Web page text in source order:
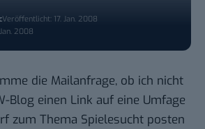
Veröffentlicht: 17. Jan. 2008
2008
die Mailanfrage, ob ich nicht
Blog einen Link auf eine Umfage
zum Thema Spielesucht posten